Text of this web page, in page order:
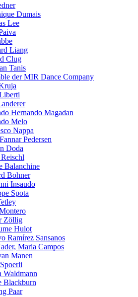
Dumais
Lee
Liang
Clug
Tanis
der MIR Dance Company
Hernando Magadan
Melo
Nappa
Pedersen
Doda
Balanchine
Bohner
Insaudo
Spota
Zöllig
Hulot
Ramírez Sansanos
Maria Campos
Manen
Waldmann
Blackburn
Paar